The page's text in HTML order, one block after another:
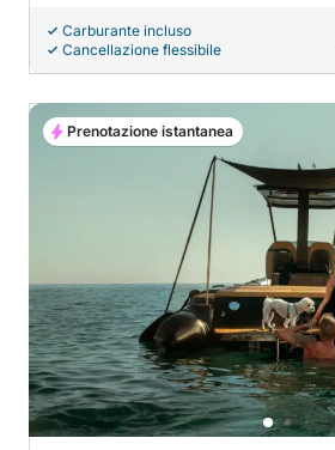
Carburante incluso
Cancellazione flessibile
Prenotazione istantanea